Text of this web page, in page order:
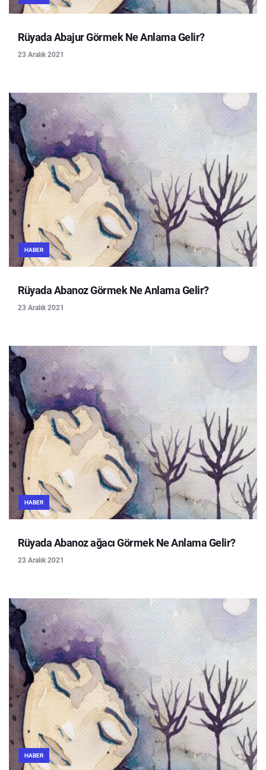
Rüyada Abajur Görmek Ne Anlama Gelir?
23 Aralık 2021
HABER
Rüyada Abanoz Görmek Ne Anlama Gelir?
23 Aralık 2021
HABER
Rüyada Abanoz ağacı Görmek Ne Anlama Gelir?
23 Aralık 2021
HABER